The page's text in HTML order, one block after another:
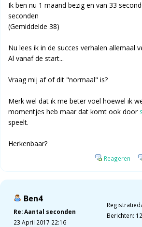
Ik ben nu 1 maand bezig en van 33
seconden
(Gemiddelde 38)
Nu lees ik in de succes verhalen allemaal
Al vanaf de start...
Vraag mij af of dit "normaal" is?
Merk wel dat ik me beter voel hoewel ik
momentjes heb maar dat komt ook door
speelt.
Herkenbaar?
Reageren
Ben4
Re: Aantal seconden
23 April 2017 22:16
Berichten: